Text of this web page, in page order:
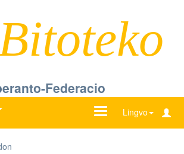
Federacio
Lingvo
Ŝanĝu